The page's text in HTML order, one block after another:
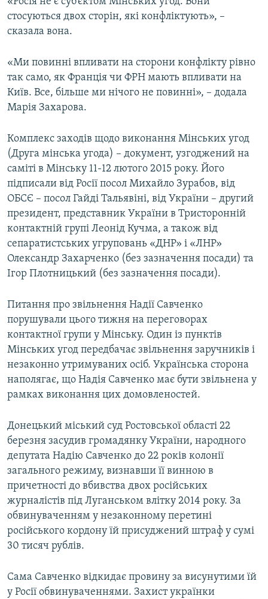
стосуються двох сторін, які конфліктують», –
сказала вона.
«Ми повинні впливати на сторони конфлікту рівно
так само, як Франція чи ФРН мають впливати на
Київ. Все, більше ми нічого не повинні», – додала
Марія Захарова.
Комплекс заходів щодо виконання Мінських угод
(Друга мінська угода) – документ, узгоджений на
саміті в Мінську 11-12 лютого 2015 року. Його
підписали від Росії посол Михайло Зурабов, від
ОБСЄ – посол Гайді Тальявіні, від України – другий
президент, представник України в Тристоронній
контактній групі Леонід Кучма, а також від
сепаратистських угруповань «ДНР» і «ЛНР»
Олександр Захарченко (без зазначення посади) та
Ігор Плотницький (без зазначення посади).
Питання про звільнення Надії Савченко
порушували цього тижня на переговорах
контактної групи у Мінську. Один із пунктів
Мінських угод передбачає звільнення заручників і
незаконно утримуваних осіб. Українська сторона
наполягає, що Надія Савченко має бути звільнена у
рамках виконання цих домовленостей.
Донецький міський суд Ростовської області 22
березня засудив громадянку України, народного
депутата Надію Савченко до 22 років колонії
загального режиму, визнавши її винною в
причетності до вбивства двох російських
журналістів під Луганськом влітку 2014 року. За
обвинуваченням у незаконному перетині
російського кордону їй присуджений штраф у сумі
30 тисяч рублів.
Сама Савченко відкидає провину за висунутими їй
у Росії обвинуваченнями. Захист українки